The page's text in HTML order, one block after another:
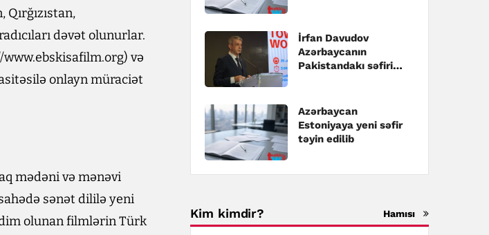
dəvət olunurlar.
və
onlayn müraciət
mədəni və mənəvi
sənət dililə yeni
olunan filmlərin Türk
İrfan Davudov
Azərbaycanın
Pakistandakı səfiri
Azərbaycan
Estoniyaya yeni səfir
təyin edilib
Kim kimdir? Hamısı